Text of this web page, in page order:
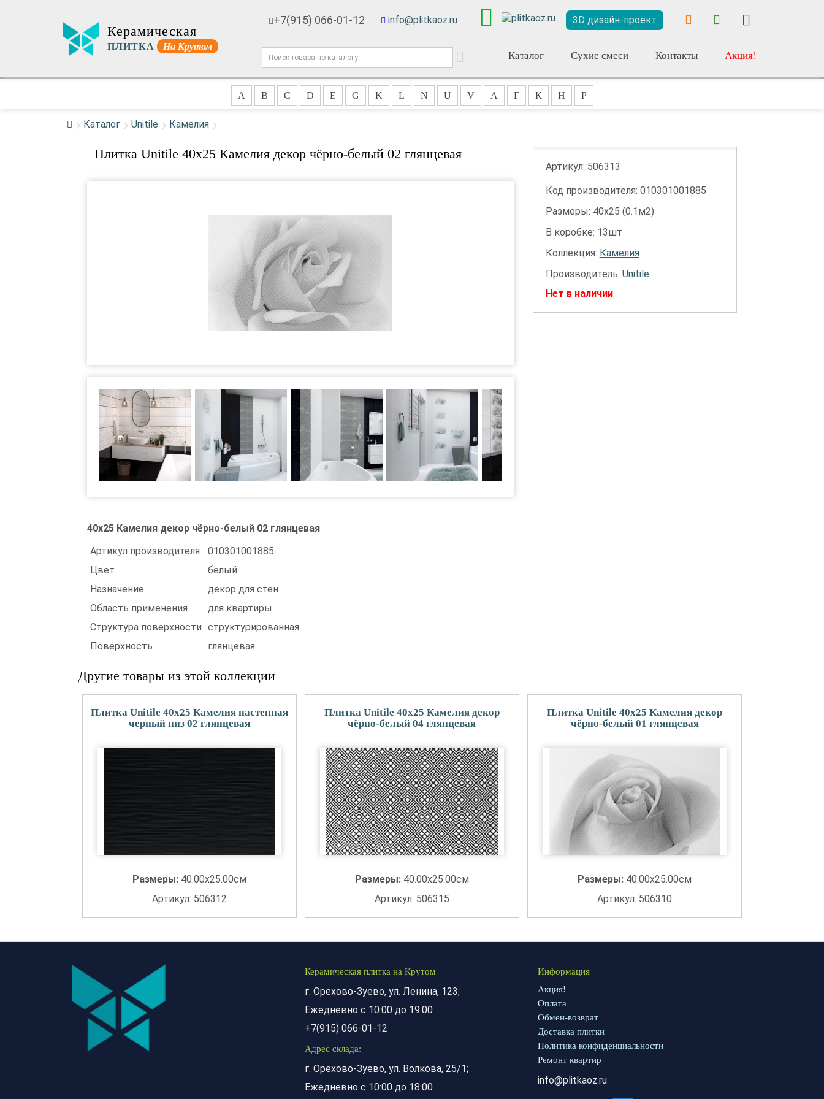
Керамическая
ПЛИТКА На Крутом
+7(915) 066-01-12 info@plitkaoz.ru 3D дизайн-проект
Каталог Сухие смеси Контакты Акция!
A B C D E G K L N U V А Г К Н Р
Каталог Unitile Камелия
Плитка Unitile 40x25 Камелия декор чёрно-белый 02 глянцевая
40x25 Камелия декор чёрно-белый 02 глянцевая
Артикул производителя
010301001885
Цвет
белый
Назначение
декор для стен
Область применения
для квартиры
Структура поверхности структурированная
Поверхность
глянцевая
Артикул: 506313
Код производителя: 010301001885
Размеры: 40х25 (0.1м2)
В коробке: 13шт
Коллекция: Камелия
Производитель: Unitile
Нет в наличии
Другие товары из этой коллекции
Плитка Unitile 40x25 Камелия настенная
черный низ 02 глянцевая
Размеры: 40.00x25.00см
Артикул: 506312
Плитка Unitile 40x25 Камелия декор
чёрно-белый 04 глянцевая
Размеры: 40.00x25.00см
Артикул: 506315
Плитка Unitile 40x25 Камелия декор
чёрно-белый 01 глянцевая
Размеры: 40.00x25.00см
Артикул: 506310
Керамическая плитка на Крутом
г. Орехово-Зуево, ул. Ленина, 123;
Ежедневно с 10:00 до 19:00
+7(915) 066-01-12
Адрес склада:
г. Орехово-Зуево, ул. Волкова, 25/1;
Ежедневно с 10:00 до 18:00
Информация
Акция!
Оплата
Обмен-возврат
Доставка плитки
Политика конфиденциальности
Ремонт квартир
info@plitkaoz.ru